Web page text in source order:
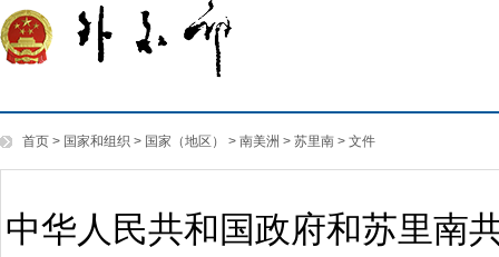
首页 > 国家和组织 > 国家（地区） > 南美洲 > 苏里南 > 文件
中华人民共和国政府和苏里南